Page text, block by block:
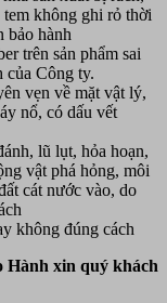
không ghi rỏ thời
bảo hành
trên sản phẩm sai
của Công ty.
vẹn về mặt vật lý,
nổ, có dấu vết
lũ lụt, hỏa hoạn,
vật phá hỏng, môi
cát nước vào, do
không đúng cách
Hành xin quý khách